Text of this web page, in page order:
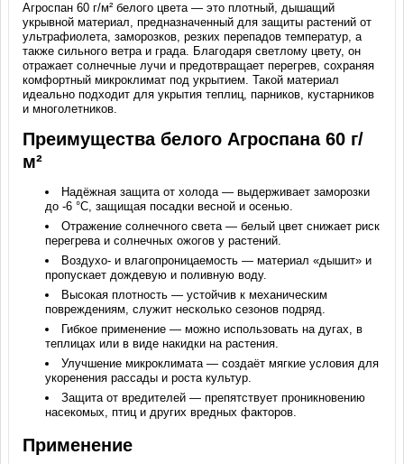
Агроспан 60 г/м² белого цвета — это плотный, дышащий
укрывной материал, предназначенный для защиты растений от
ультрафиолета, заморозков, резких перепадов температур, а
также сильного ветра и града. Благодаря светлому цвету, он
отражает солнечные лучи и предотвращает перегрев, сохраняя
комфортный микроклимат под укрытием. Такой материал
идеально подходит для укрытия теплиц, парников, кустарников
и многолетников.
Преимущества белого Агроспана 60 г/
м²
Надёжная защита от холода — выдерживает заморозки
до -6 °C, защищая посадки весной и осенью.
Отражение солнечного света — белый цвет снижает риск
перегрева и солнечных ожогов у растений.
Воздухо- и влагопроницаемость — материал «дышит» и
пропускает дождевую и поливную воду.
Высокая плотность — устойчив к механическим
повреждениям, служит несколько сезонов подряд.
Гибкое применение — можно использовать на дугах, в
теплицах или в виде накидки на растения.
Улучшение микроклимата — создаёт мягкие условия для
укоренения рассады и роста культур.
Защита от вредителей — препятствует проникновению
насекомых, птиц и других вредных факторов.
Применение